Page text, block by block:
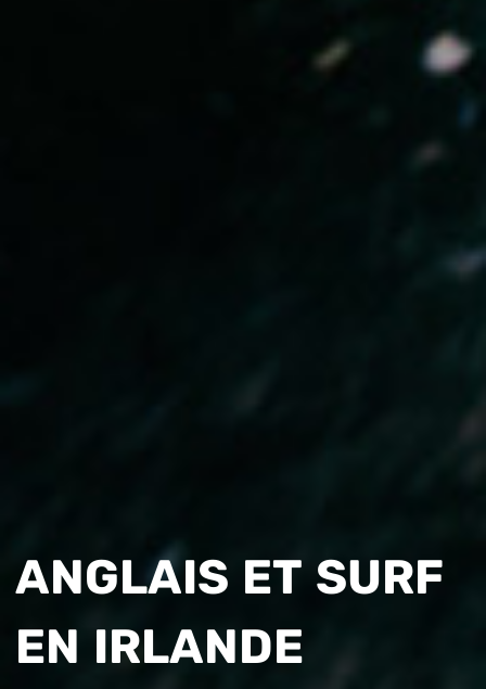
ANGLAIS ET SURF
EN IRLANDE